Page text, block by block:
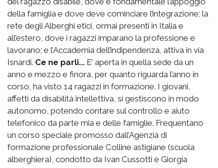
della famiglia e dove deve cominciare l’integrazione; la
rete degli Alberghi etici, ormai presenti in Italia e
all’estero, dove i ragazzi imparano la professione e
lavorano; e l’Accademia dell’indipendenza, attiva in via
Isnardi. Ce ne parli... E’ aperta in quella sede da un
anno e mezzo e finora, per quanto riguarda l’anno in
corso, ha visto 14 ragazzi in formazione. I giovani,
affetti da disabilità intellettiva, si gestiscono in modo
autonomo, potendo contare sul controllo e aiuto
telefonico da parte mia e delle famiglie. Frequentano
un corso speciale promosso dall’Agenzia di
formazione professionale Colline astigiane (scuola
alberghiera), condotto da Ivan Cussotti e Giorgia